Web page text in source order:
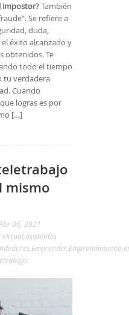
impostor?También
Se refiere a
duda,
éxito alcanzado y
obtenidos. Te
todo el tiempo
tu verdadera
Cuando
logras es por
[…]
mismo
06, 2021
virtual asistentes
Emprender Emprendimiento